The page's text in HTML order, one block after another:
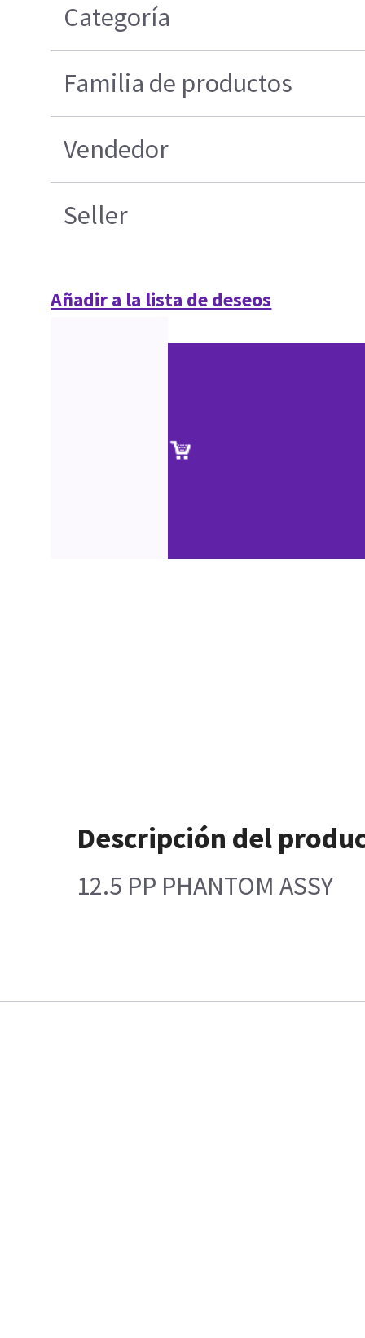
Categoría
Familia de productos
Vendedor
Seller
Añadir a la lista de deseos
Descripción del
12.5 PP PHANTOM ASSY